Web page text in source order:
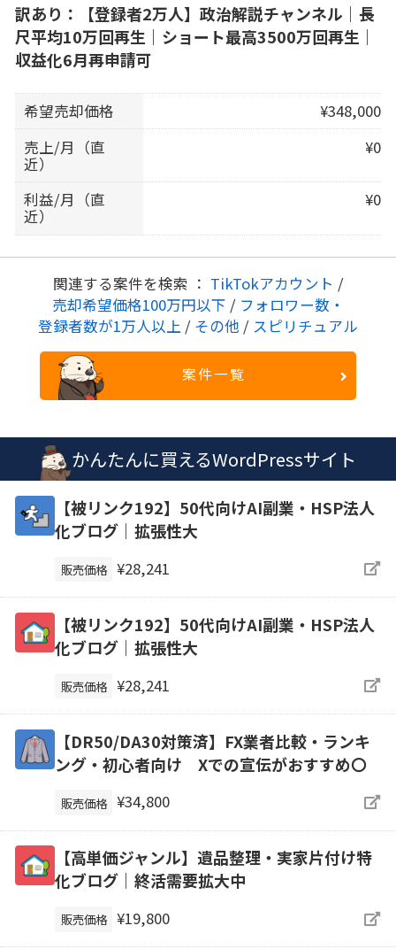
訳あり：【登録者2万人】政治解説チャンネル｜長
尺平均10万回再生｜ショート最高3500万回再生｜
収益化6月再申請可
希望売却価格
¥348,000
売上/月（直
近）
¥0
利益/月（直
近）
¥0
関連する案件を検索 ： TikTokアカウント /
売却希望価格100万円以下 / フォロワー数・
登録者数が1万人以上 / その他 / スピリチュアル
案件一覧
かんたんに買えるWordPressサイト
【被リンク192】50代向けAI副業・HSP法人
化ブログ｜拡張性大
販売価格 ¥28,241
【被リンク192】50代向けAI副業・HSP法人
化ブログ｜拡張性大
販売価格 ¥28,241
【DR50/DA30対策済】FX業者比較・ランキ
ング・初心者向け Xでの宣伝がおすすめ〇
販売価格 ¥34,800
【高単価ジャンル】遺品整理・実家片付け特
化ブログ｜終活需要拡大中
販売価格 ¥19,800